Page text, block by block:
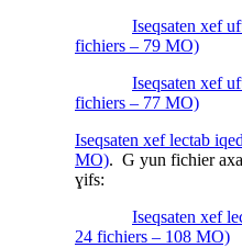
Iseqsaten xef
fichiers – 79 MO)
Iseqsaten xef
fichiers – 77 MO)
Iseqsaten xef lectab
MO). G yun fichier
ɣifs:
Iseqsaten xef
24 fichiers – 108 MO)